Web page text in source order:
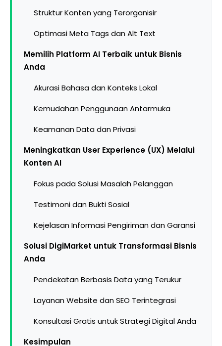
Struktur Konten yang Terorganisir
Optimasi Meta Tags dan Alt Text
Memilih Platform AI Terbaik untuk Bisnis
Anda
Akurasi Bahasa dan Konteks Lokal
Kemudahan Penggunaan Antarmuka
Keamanan Data dan Privasi
Meningkatkan User Experience (UX) Melalui
Konten AI
Fokus pada Solusi Masalah Pelanggan
Testimoni dan Bukti Sosial
Kejelasan Informasi Pengiriman dan Garansi
Solusi DigiMarket untuk Transformasi Bisnis
Anda
Pendekatan Berbasis Data yang Terukur
Layanan Website dan SEO Terintegrasi
Konsultasi Gratis untuk Strategi Digital Anda
Kesimpulan